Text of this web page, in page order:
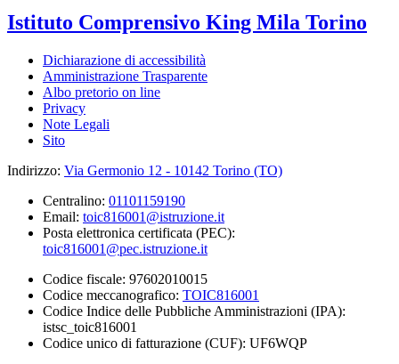
Istituto Comprensivo King Mila Torino
Dichiarazione di accessibilità
Amministrazione Trasparente
Albo pretorio on line
Privacy
Note Legali
Sito
Indirizzo: Via Germonio 12 - 10142 Torino (TO)
Centralino: 01101159190
Email: toic816001@istruzione.it
Posta elettronica certificata (PEC):
toic816001@pec.istruzione.it
Codice fiscale: 97602010015
Codice meccanografico: TOIC816001
Codice Indice delle Pubbliche Amministrazioni (IPA):
istsc_toic816001
Codice unico di fatturazione (CUF): UF6WQP